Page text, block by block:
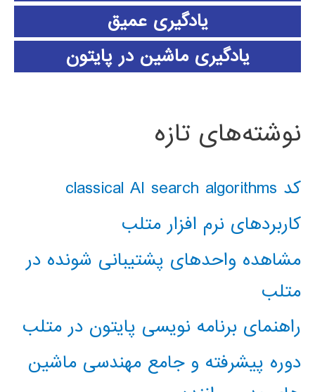
یادگیری عمیق
یادگیری ماشین در پایتون
نوشته‌های تازه
کد classical AI search algorithms
کاربردهای نرم افزار متلب
مشاهده واحدهای پشتیبانی شونده در
متلب
راهنمای برنامه نویسی پایتون در متلب
دوره پیشرفته و جامع مهندسی ماشین